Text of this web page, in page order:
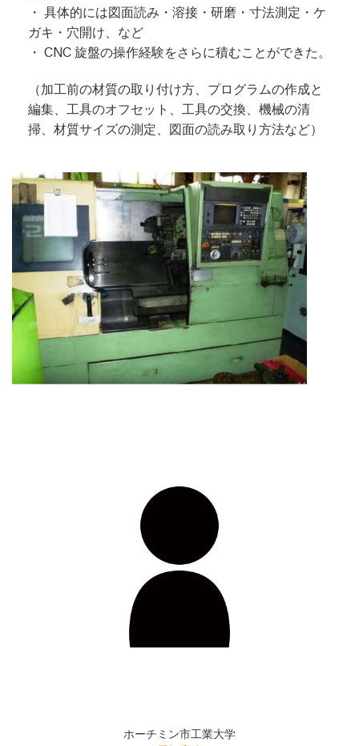
・ 具体的には図面読み・溶接・研磨・寸法測定・ケ
ガキ・穴開け、など
・ CNC 旋盤の操作経験をさらに積むことができた。
（加工前の材質の取り付け方、プログラムの作成と
編集、工具のオフセット、工具の交換、機械の清
掃、材質サイズの測定、図面の読み取り方法など）
ホーチミン市工業大学